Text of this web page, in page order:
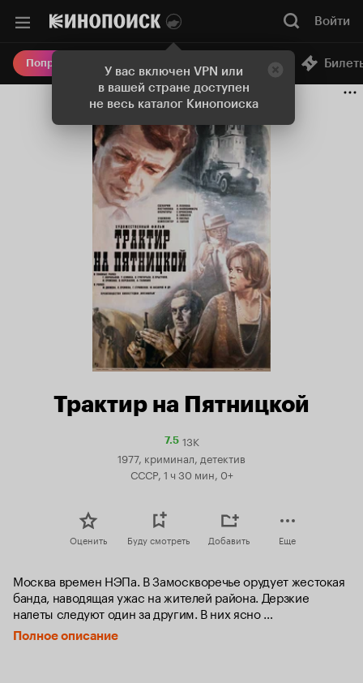
У вас включен VPN или
в вашей стране доступен
не весь каталог Кинопоиска
Войти
Попробовать Плюс Онлайн-кинотеатр
Трактир на Пятницкой
7.5Рейтинг
13K
1977, криминал, детектив
СССР, 1 ч 30 мин, 0+
Оценить Буду смотреть Добавить Еще
Москва времен НЭПа. В Замоскворечье орудует жестокая
банда, наводящая ужас на жителей района. Дерзкие
налеты следуют один за другим. В них ясно
прослеживается почерк известного рецидивиста по
кличке «Серый», выпущенного из заключения.
Полное описание